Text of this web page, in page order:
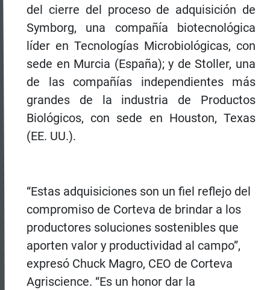
del cierre del proceso de adquisición de
Symborg, una compañía biotecnológica
líder en Tecnologías Microbiológicas, con
sede en Murcia (España); y de Stoller, una
de las compañías independientes más
grandes de la industria de Productos
Biológicos, con sede en Houston, Texas
(EE. UU.).
“Estas adquisiciones son un fiel reflejo del
compromiso de Corteva de brindar a los
productores soluciones sostenibles que
aporten valor y productividad al campo”,
expresó Chuck Magro, CEO de Corteva
Agriscience. “Es un honor dar la